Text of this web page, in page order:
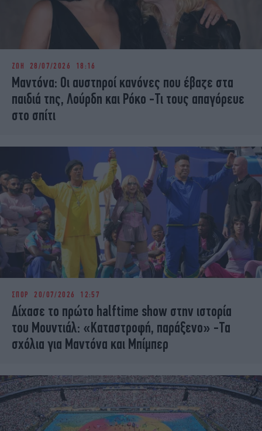
ΖΩΗ 28/07/2026 18:16
Μαντόνα: Οι αυστηροί κανόνες που έβαζε στα
παιδιά της, Λούρδη και Ρόκο -Τι τους απαγόρευε
στο σπίτι
ΣΠΟΡ 20/07/2026 12:57
Δίχασε το πρώτο halftime show στην ιστορία
του Μουντιάλ: «Καταστροφή, παράξενο» -Τα
σχόλια για Μαντόνα και Μπίμπερ